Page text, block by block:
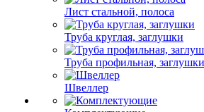
Лист стальной, полоса
Труба круглая, заглушки
Труба профильная, заглушки
Швеллер